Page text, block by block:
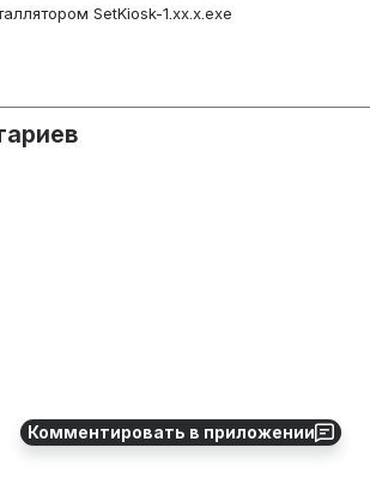
Комментировать в приложении
SetKiosk-1.xx.x.exe